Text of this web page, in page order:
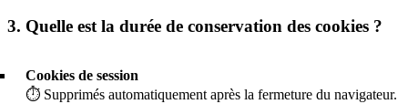
3. Quelle est la durée de conservation des cookies ?
Cookies de session
⏱️ Supprimés automatiquement après la fermeture du navigateur.